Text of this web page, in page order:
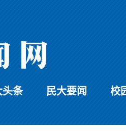
头条 民大要闻 校